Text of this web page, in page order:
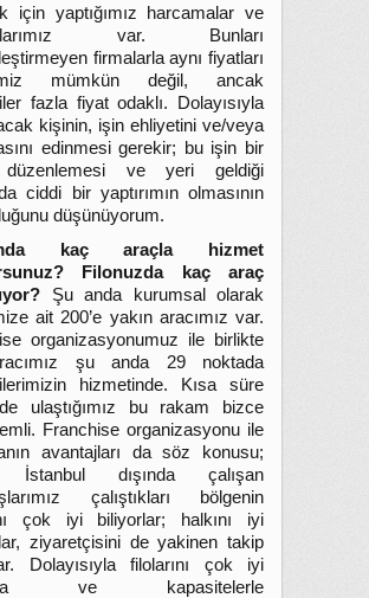
için yaptığımız harcamalar ve
var. Bunları
firmalarla aynı fiyatları
mümkün değil, ancak
fazla fiyat odaklı. Dolayısıyla
kişinin, işin ehliyetini ve/veya
edinmesi gerekir; bu işin bir
ve yeri geldiği
ciddi bir yaptırımın olmasının
düşünüyorum.
kaç araçla hizmet
Filonuzda kaç araç
Şu anda kurumsal olarak
ait 200’e yakın aracımız var.
organizasyonumuz ile birlikte
şu anda 29 noktada
hizmetinde. Kısa süre
ulaştığımız bu rakam bizce
Franchise organizasyonu ile
avantajları da söz konusu;
İstanbul dışında çalışan
çalıştıkları bölgenin
çok iyi biliyorlar; halkını iyi
ziyaretçisini de yakinen takip
Dolayısıyla filolarını çok iyi
ve kapasitelerle